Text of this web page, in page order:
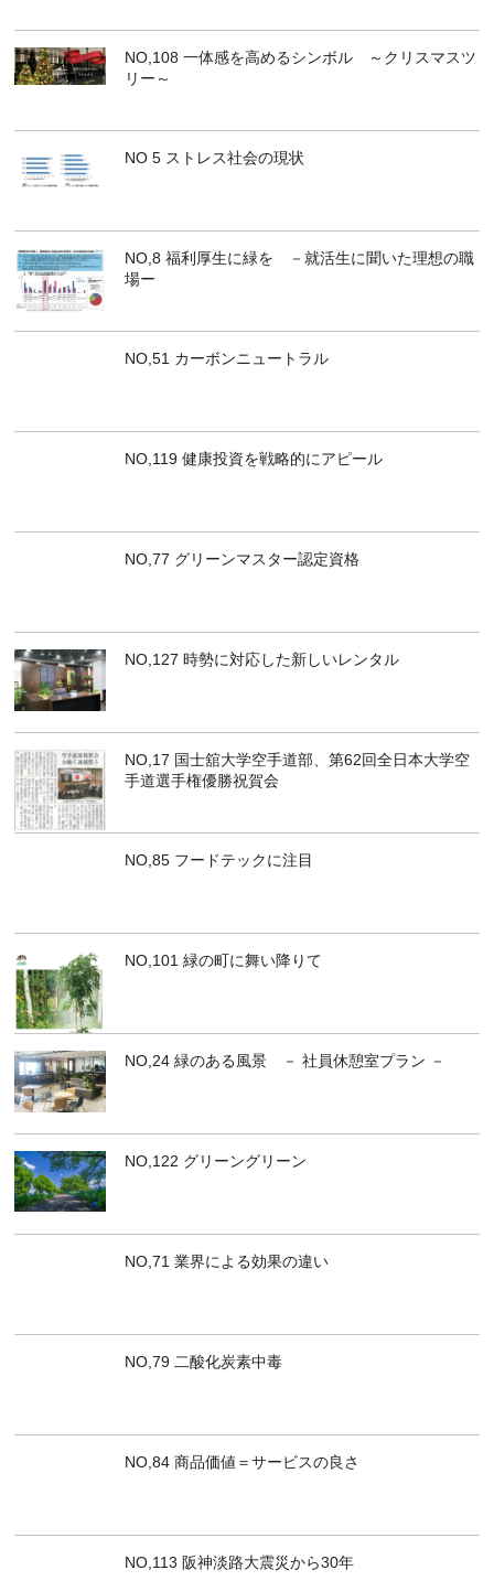
NO,108 一体感を高めるシンボル ～クリスマスツ
リー～
NO 5 ストレス社会の現状
NO,8 福利厚生に緑を －就活生に聞いた理想の職
場ー
NO,51 カーボンニュートラル
NO,119 健康投資を戦略的にアピール
NO,77 グリーンマスター認定資格
NO,127 時勢に対応した新しいレンタル
NO,17 国士舘大学空手道部、第62回全日本大学空
手道選手権優勝祝賀会
NO,85 フードテックに注目
NO,101 緑の町に舞い降りて
NO,24 緑のある風景 － 社員休憩室プラン －
NO,122 グリーングリーン
NO,71 業界による効果の違い
NO,79 二酸化炭素中毒
NO,84 商品価値＝サービスの良さ
NO,113 阪神淡路大震災から30年